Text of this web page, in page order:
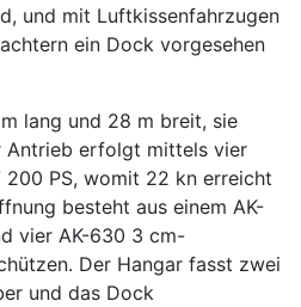
und mit Luftkissenfahrzugen
ein Dock vorgesehen
lang und 28 m breit, sie
erfolgt mittels vier
200 PS, womit 22 kn erreicht
besteht aus einem AK-
vier AK-630 3 cm-
Der Hangar fasst zwei
und das Dock